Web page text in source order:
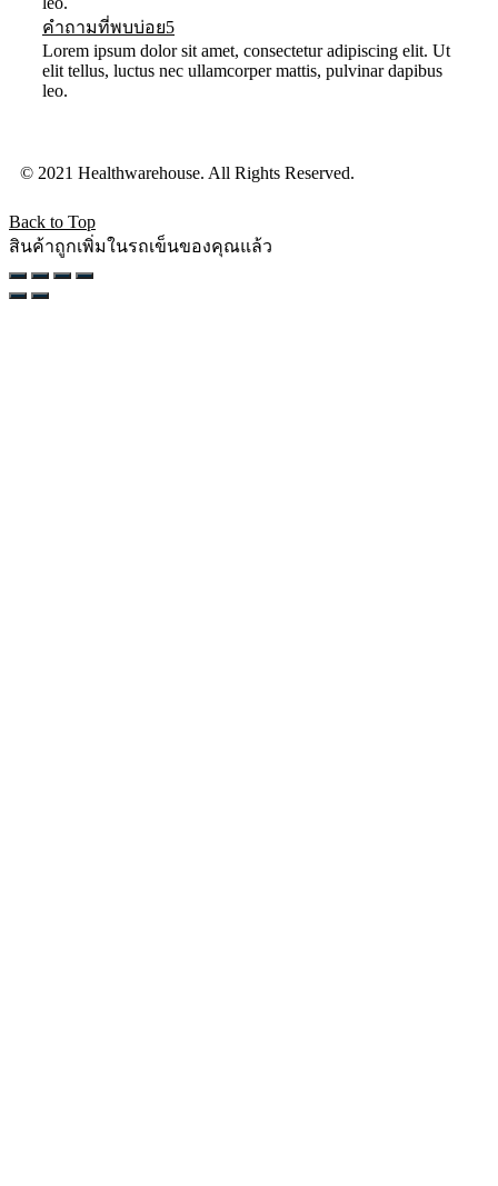
คำถามที่พบบ่อย5
Lorem ipsum dolor sit amet, consectetur adipiscing elit. Ut
elit tellus, luctus nec ullamcorper mattis, pulvinar dapibus
leo.
© 2021 Healthwarehouse. All Rights Reserved.
Back to Top
สินค้าถูกเพิ่มในรถเข็นของคุณแล้ว